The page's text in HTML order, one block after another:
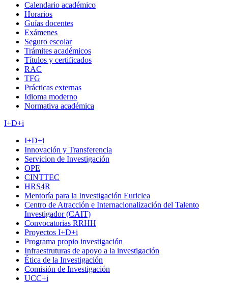
Calendario académico
Horarios
Guías docentes
Exámenes
Seguro escolar
Trámites académicos
Títulos y certificados
RAC
TFG
Prácticas externas
Idioma moderno
Normativa académica
I+D+i
I+D+i
Innovación y Transferencia
Servicion de Investigación
OPE
CINTTEC
HRS4R
Mentoría para la Investigación Euriclea
Centro de Atracción e Internacionalización del Talento
Investigador (CAIT)
Convocatorias RRHH
Proyectos I+D+i
Programa propio investigación
Infraestruturas de apoyo a la investigación
Ética de la Investigación
Comisión de Investigación
UCC+i